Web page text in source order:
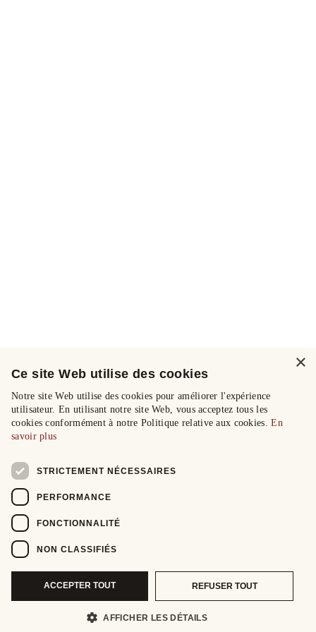
×
Ce site Web utilise des cookies
Notre site Web utilise des cookies pour améliorer l'expérience
utilisateur. En utilisant notre site Web, vous acceptez tous les
cookies conformément à notre Politique relative aux cookies.En
savoir plus
STRICTEMENT NÉCESSAIRES
PERFORMANCE
FONCTIONNALITÉ
NON CLASSIFIÉS
ACCEPTER TOUT REFUSER TOUT
AFFICHER LES DÉTAILS